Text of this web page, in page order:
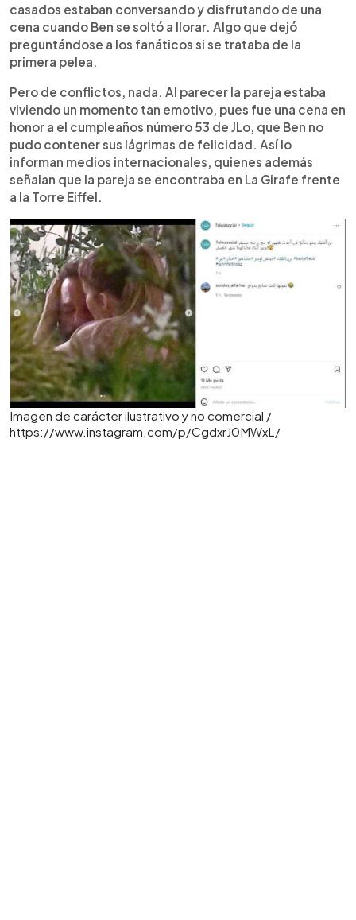
casados estaban conversando y disfrutando de una
cena cuando Ben se soltó a llorar. Algo que dejó
preguntándose a los fanáticos si se trataba de la
primera pelea.
Pero de conflictos, nada. Al parecer la pareja estaba
viviendo un momento tan emotivo, pues fue una cena en
honor a el cumpleaños número 53 de JLo, que Ben no
pudo contener sus lágrimas de felicidad. Así lo
informan medios internacionales, quienes además
señalan que la pareja se encontraba en La Girafe frente
a la Torre Eiffel.
Imagen de carácter ilustrativo y no comercial /
https://www.instagram.com/p/CgdxrJ0MWxL/